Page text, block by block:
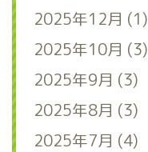
2025年12月 (1)
2025年10月 (3)
2025年9月 (3)
2025年8月 (3)
2025年7月 (4)